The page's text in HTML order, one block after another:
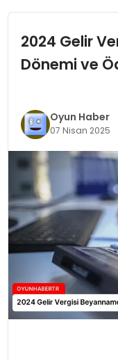
OYUN HABERLERI
EKONOMI
MAGAZIN
SAĞLIK
TEKNOLOJI
2024 Gelir
Dönemi ve
Oyun Haber
07 Nisan 2025